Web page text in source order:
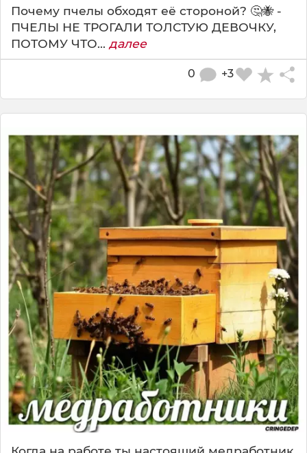
Почему пчелы обходят её стороной? 🤔🐝 -
ПЧЕЛЫ НЕ ТРОГАЛИ ТОЛСТУЮ ДЕВОЧКУ,
ПОТОМУ ЧТО... далее
+3
0